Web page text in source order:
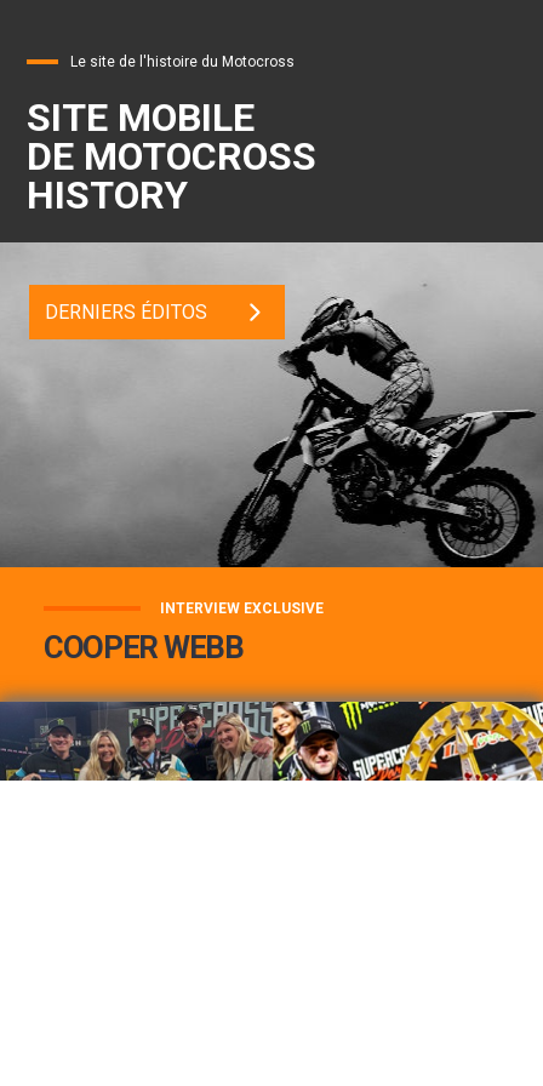
Le site de l'histoire du Motocross
SITE MOBILE
DE MOTOCROSS
HISTORY
DERNIERS ÉDITOS
INTERVIEW EXCLUSIVE
COOPER WEBB